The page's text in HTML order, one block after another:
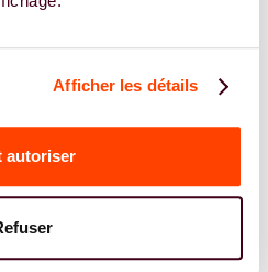
Afficher les détails
autoriser